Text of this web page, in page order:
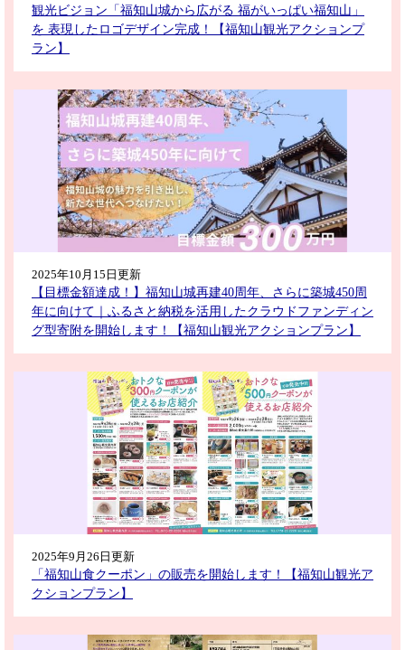
観光ビジョン「福知山城から広がる 福がいっぱい福知山」
を 表現したロゴデザイン完成！【福知山観光アクションプ
ラン】
2025年10月15日更新
【目標金額達成！】福知山城再建40周年、さらに築城450周
年に向けて｜ふるさと納税を活用したクラウドファンディン
グ型寄附を開始します！【福知山観光アクションプラン】
2025年9月26日更新
「福知山食クーポン」の販売を開始します！【福知山観光ア
クションプラン】